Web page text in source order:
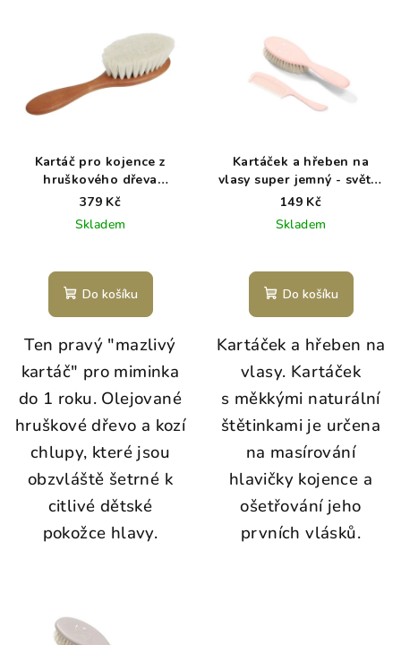
Kartáč pro kojence z
hruškového dřeva
Redecker
379 Kč
Skladem
Do košíku
Ten pravý "mazlivý
kartáč" pro miminka
do 1 roku. Olejované
hruškové dřevo a kozí
chlupy, které jsou
obzvláště šetrné k
citlivé dětské
pokožce hlavy.
Kartáček a hřeben na
vlasy super jemný - světle
růžová
149 Kč
Skladem
Do košíku
Kartáček a hřeben na
vlasy. Kartáček
s měkkými naturální
štětinkami je určena
na masírování
hlavičky kojence a
ošetřování jeho
prvních vlásků.